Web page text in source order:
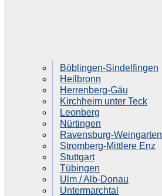
Böblingen-Sindelfingen
Heilbronn
Herrenberg-Gäu
Kirchheim unter Teck
Leonberg
Nürtingen
Ravensburg-Weingarten
Stromberg-Mittlere Enz
Stuttgart
Tübingen
Ulm / Alb-Donau
Untermarchtal